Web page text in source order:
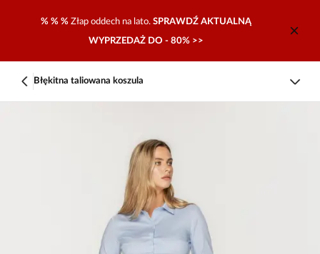
% % % Złap oddech na lato. SPRAWDŹ AKTUALNĄ
WYPRZEDAŻ DO - 80% >>
Błękitna taliowana koszula